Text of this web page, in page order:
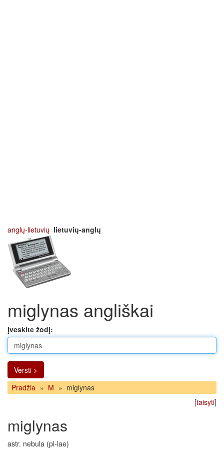
anglų-lietuvių lietuvių-anglų
miglynas angliškai
Įveskite žodį:
Versti >
Pradžia » M » miglynas
[taisyti]
miglynas
astr. nebula (pl-lae)